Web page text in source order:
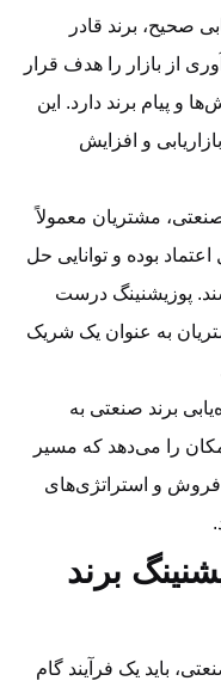
صحیح، برند قادر
از بازار را هدف قرار
و پیام برند دارد. این
و افزایش
مشتریان معمولاً
بوده و توانایی حل
پوزیشنینگ درست
به عنوان یک شریک
برند صنعتی به
را می‌دهد که مسیر
و استراتژی‌های
برند
باید یک فرآیند گام